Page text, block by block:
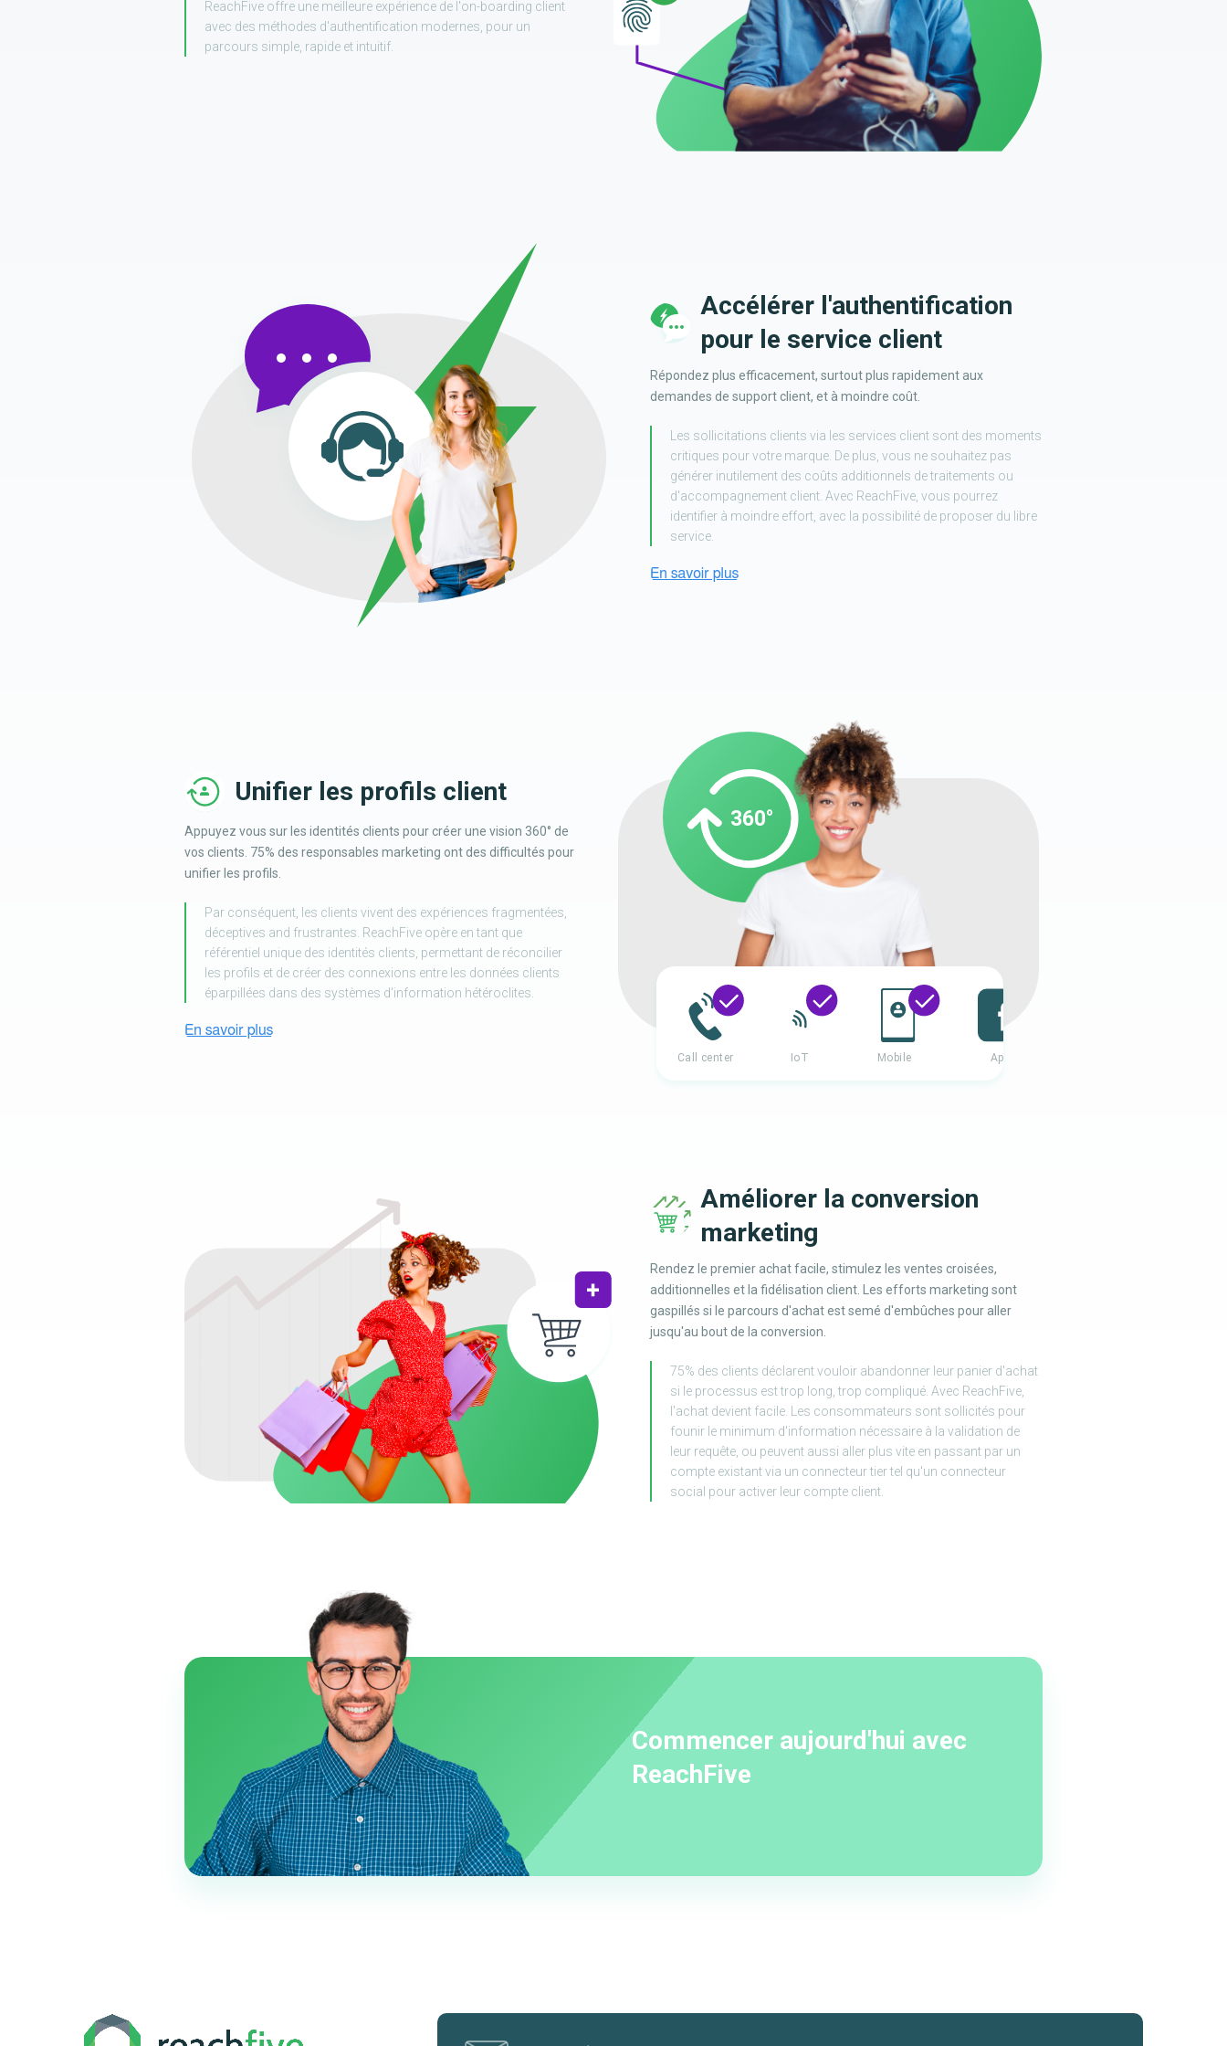
ReachFive offre une meilleure expérience de l'on-boarding client
avec des méthodes d'authentification modernes, pour un
parcours simple, rapide et intuitif.
Accélérer l'authentification
pour le service client
Répondez plus efficacement, surtout plus rapidement aux
demandes de support client, et à moindre coût.
Les sollicitations clients via les services client sont des moments
critiques pour votre marque. De plus, vous ne souhaitez pas
générer inutilement des coûts additionnels de traitements ou
d'accompagnement client. Avec ReachFive, vous pourrez
identifier à moindre effort, avec la possibilité de proposer du libre
service.
Unifier les profils client
Appuyez vous sur les identités clients pour créer une vision 360° de
vos clients. 75% des responsables marketing ont des difficultés pour
unifier les profils.
Par conséquent, les clients vivent des expériences fragmentées,
déceptives and frustrantes. ReachFive opère en tant que
référentiel unique des identités clients, permettant de réconcilier
les profils et de créer des connexions entre les données clients
éparpillées dans des systèmes d'information hétéroclites.
Améliorer la conversion
marketing
Rendez le premier achat facile, stimulez les ventes croisées,
additionnelles et la fidélisation client. Les efforts marketing sont
gaspillés si le parcours d'achat est semé d'embûches pour aller
jusqu'au bout de la conversion.
75% des clients déclarent vouloir abandonner leur panier d'achat
si le processus est trop long, trop compliqué. Avec ReachFive,
l'achat devient facile. Les consommateurs sont sollicités pour
founir le minimum d'information nécessaire à la validation de
leur requête, ou peuvent aussi aller plus vite en passant par un
compte existant via un connecteur tier tel qu'un connecteur
social pour activer leur compte client.
Commencer aujourd'hui avec
ReachFive